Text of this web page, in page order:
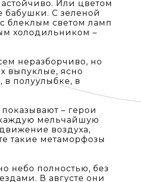
Или цветом
бабушки. С зеленой
блеклым светом ламп
холодильником –
неразборчиво, но
выпуклые, ясно
в полуулыбке, в
– герои
мельчайшую
воздуха,
такие метаморфозы
небо полностью, без
В августе они